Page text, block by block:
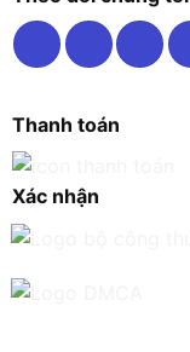
Thanh toán
Xác nhận